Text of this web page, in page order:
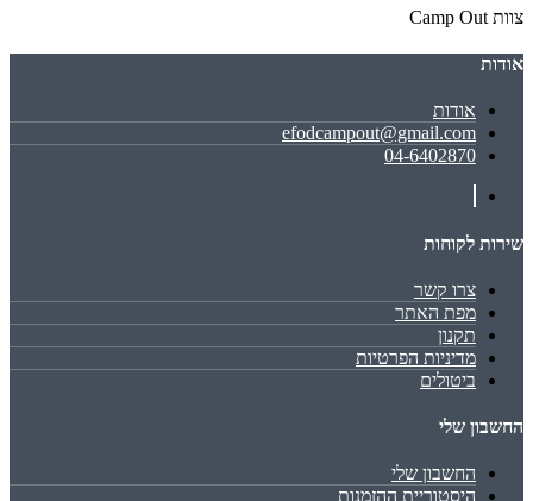
צוות Camp Out
אודות
אודות
efodcampout@gmail.com
04-6402870
שירות לקוחות
צרו קשר
מפת האתר
תקנון
מדיניות הפרטיות
ביטולים
החשבון שלי
החשבון שלי
היסטוריית ההזמנות